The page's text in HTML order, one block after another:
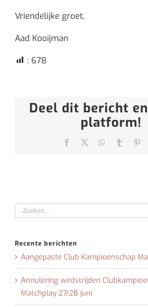
Vriendelijke groet,
Aad Kooijman
: 678
Deel dit bericht
platform!
Facebook WhatsApp
Tumblr
Zoeken
naar:
Recente berichten
Aangepaste Club Kampioenschap
Annulering wedstrijden
Matchplay 27/28 juni